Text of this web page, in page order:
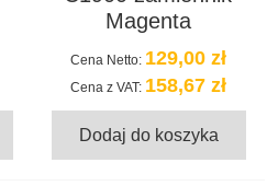
Magenta
Cena Netto: 129,00 zł
Cena z VAT: 158,67 zł
Dodaj do koszyka